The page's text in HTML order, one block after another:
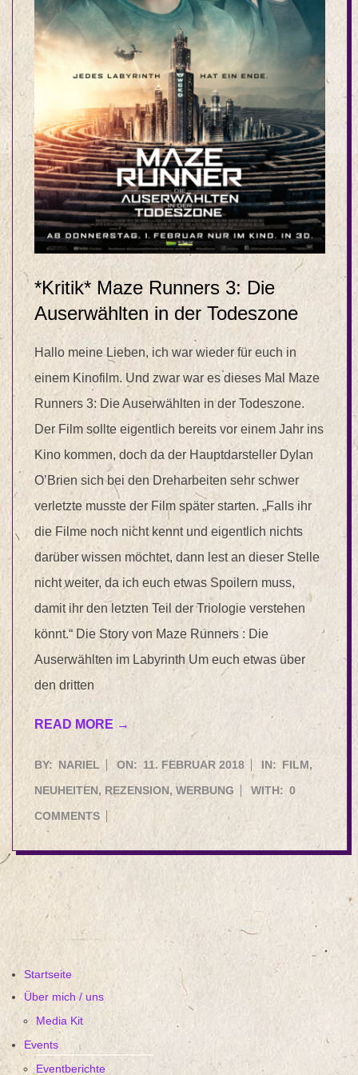
*Kritik* Maze Runners 3: Die
Auserwählten in der Todeszone
Hallo meine Lieben, ich war wieder für euch in
einem Kinofilm. Und zwar war es dieses Mal Maze
Runners 3: Die Auserwählten in der Todeszone.
Der Film sollte eigentlich bereits vor einem Jahr ins
Kino kommen, doch da der Hauptdarsteller Dylan
O’Brien sich bei den Dreharbeiten sehr schwer
verletzte musste der Film später starten. „Falls ihr
die Filme noch nicht kennt und eigentlich nichts
darüber wissen möchtet, dann lest an dieser Stelle
nicht weiter, da ich euch etwas Spoilern muss,
damit ihr den letzten Teil der Triologie verstehen
könnt.“ Die Story von Maze Runners : Die
Auserwählten im Labyrinth Um euch etwas über
den dritten
READ MORE →
2018-
02-
11
BY: NARIEL ON: 11. FEBRUAR 2018 IN: FILM,
NEUHEITEN, REZENSION,WERBUNG WITH: 0
COMMENTS
Startseite
Über mich / uns
Media Kit
Events
Eventberichte